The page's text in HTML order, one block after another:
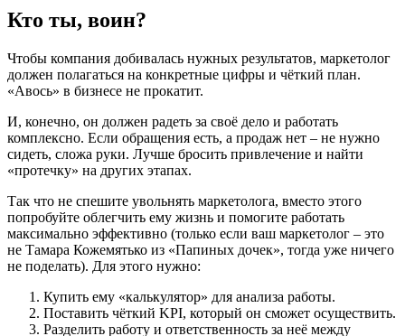
Кто ты, воин?
Чтобы компания добивалась нужных результатов, маркетолог
должен полагаться на конкретные цифры и чёткий план.
«Авось» в бизнесе не прокатит.
И, конечно, он должен радеть за своё дело и работать
комплексно. Если обращения есть, а продаж нет – не нужно
сидеть, сложа руки. Лучше бросить привлечение и найти
«протечку» на других этапах.
Так что не спешите увольнять маркетолога, вместо этого
попробуйте облегчить ему жизнь и помогите работать
максимально эффективно (только если ваш маркетолог – это
не Тамара Кожемятько из «Папиных дочек», тогда уже ничего
не поделать). Для этого нужно:
Купить ему «калькулятор» для анализа работы.
Поставить чёткий KPI, который он сможет осуществить.
Разделить работу и ответственность за неё между